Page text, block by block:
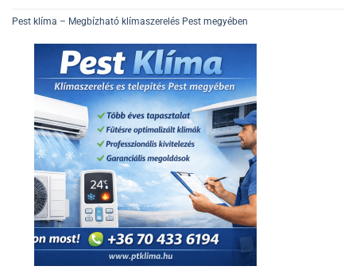
Pest klíma – Megbízható klímaszerelés Pest megyében